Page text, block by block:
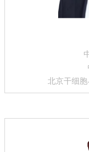
北京干细